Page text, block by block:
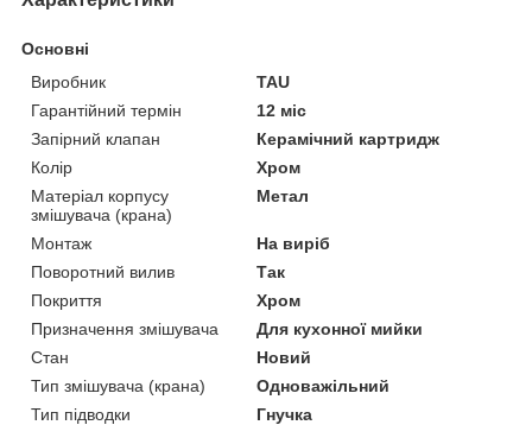
Основні
Виробник
TAU
Гарантійний термін
12 міс
Запірний клапан
Керамічний картридж
Колір
Хром
Матеріал корпусу
змішувача (крана)
Метал
Монтаж
На виріб
Поворотний вилив
Так
Покриття
Хром
Призначення змішувача
Для кухонної мийки
Стан
Новий
Тип змішувача (крана)
Одноважільний
Тип підводки
Гнучка